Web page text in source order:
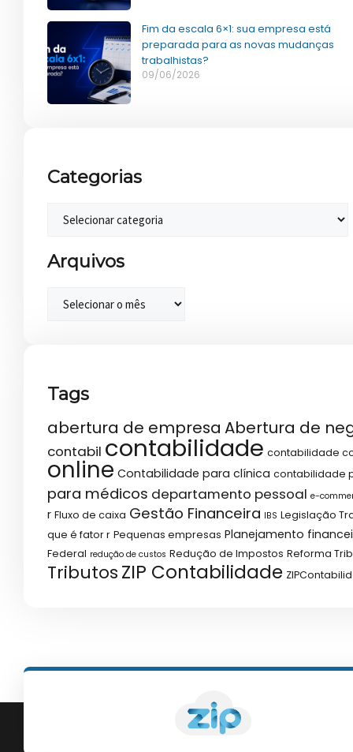
Fim da escala 6×1: sua empresa está
preparada para as novas mudanças
trabalhistas?
09/06/2026
Categorias
Arquivos
Tags
abertura de empresa Abertura de
contabil contabilidade contabilidade
online Contabilidade para clínica contabilidade
para médicos departamento pessoal e-
r Fluxo de caixa Gestão Financeira IBS Legislação
que é fator r Pequenas empresas Planejamento
Federal redução de custos Redução de Impostos Reforma
TributosZIP Contabilidade